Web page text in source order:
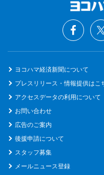
ヨコハマ経済新聞について
プレスリリース・情報提供はこ
アクセスデータの利用について
お問い合わせ
広告のご案内
後援申請について
スタッフ募集
メールニュース登録